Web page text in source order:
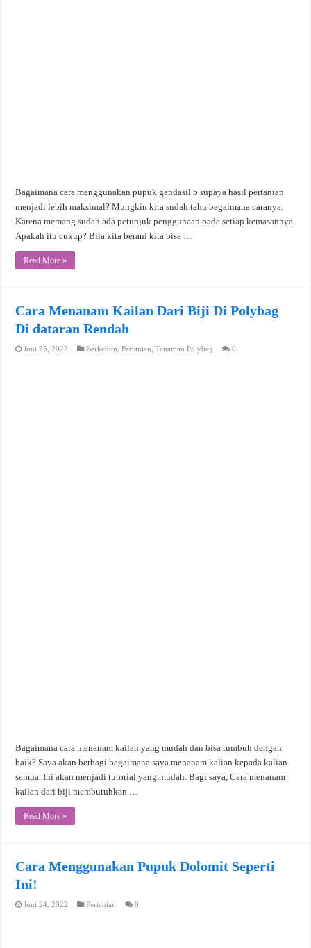
Bagaimana cara menggunakan pupuk gandasil b supaya hasil pertanian
menjadi lebih maksimal? Mungkin kita sudah tahu bagaimana caranya.
Karena memang sudah ada petunjuk penggunaan pada setiap kemasannya.
Apakah itu cukup? Bila kita berani kita bisa …
Read More »
Cara Menanam Kailan Dari Biji Di Polybag
Di dataran Rendah
Juni 25, 2022 Berkebun ,Pertanian ,Tanaman Polybag 0
Bagaimana cara menanam kailan yang mudah dan bisa tumbuh dengan
baik? Saya akan berbagi bagaimana saya menanam kalian kepada kalian
semua. Ini akan menjadi tutorial yang mudah. Bagi saya, Cara menanam
kailan dari biji membutuhkan …
Read More »
Cara Menggunakan Pupuk Dolomit Seperti
Ini!
Juni 24, 2022 Pertanian 0